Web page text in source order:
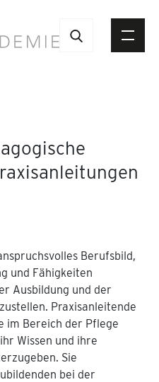
Berufsbild,
und Fähigkeiten
Ausbildung und der
Praxisanleitende
im Bereich der Pflege
Wissen und ihre
Sie
bei der